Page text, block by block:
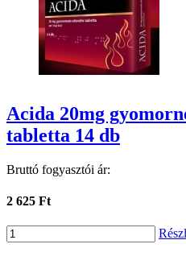
Acida 20mg
tabletta 14 db
Bruttó fogyasztói ár:
2 625 Ft